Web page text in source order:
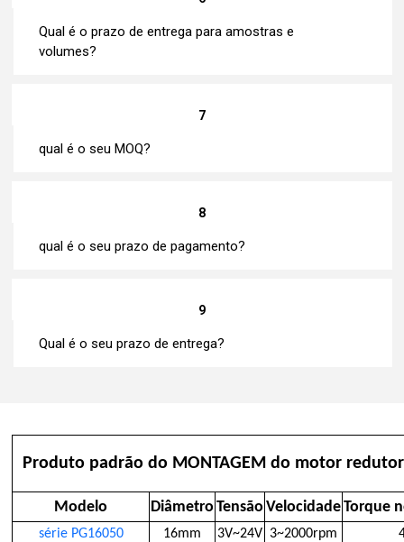
Qual é o prazo de entrega para amostras e
volumes?
7
qual é o seu MOQ?
8
qual é o seu prazo de pagamento?
9
Qual é o seu prazo de entrega?
Produto padrão do MONTAGEM do motor
Modelo DiâmetroTensãoVelocidadeTorque
série PG16050 16mm 3V~24V 3~2000rpm